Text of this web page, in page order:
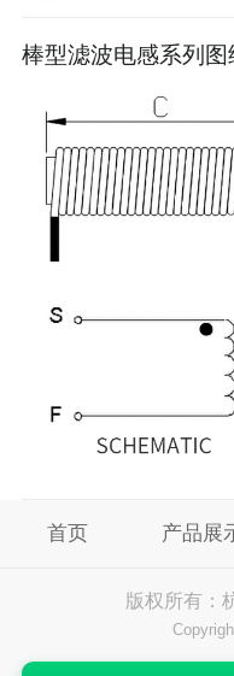
棒型滤波电感系列图
首页 产品展
版权所有：